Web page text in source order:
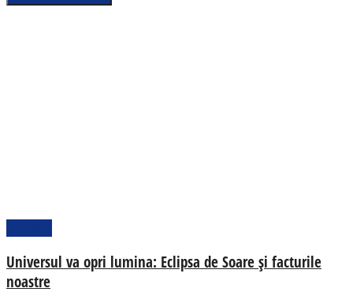
Universul va opri lumina: Eclipsa de Soare și facturile
noastre